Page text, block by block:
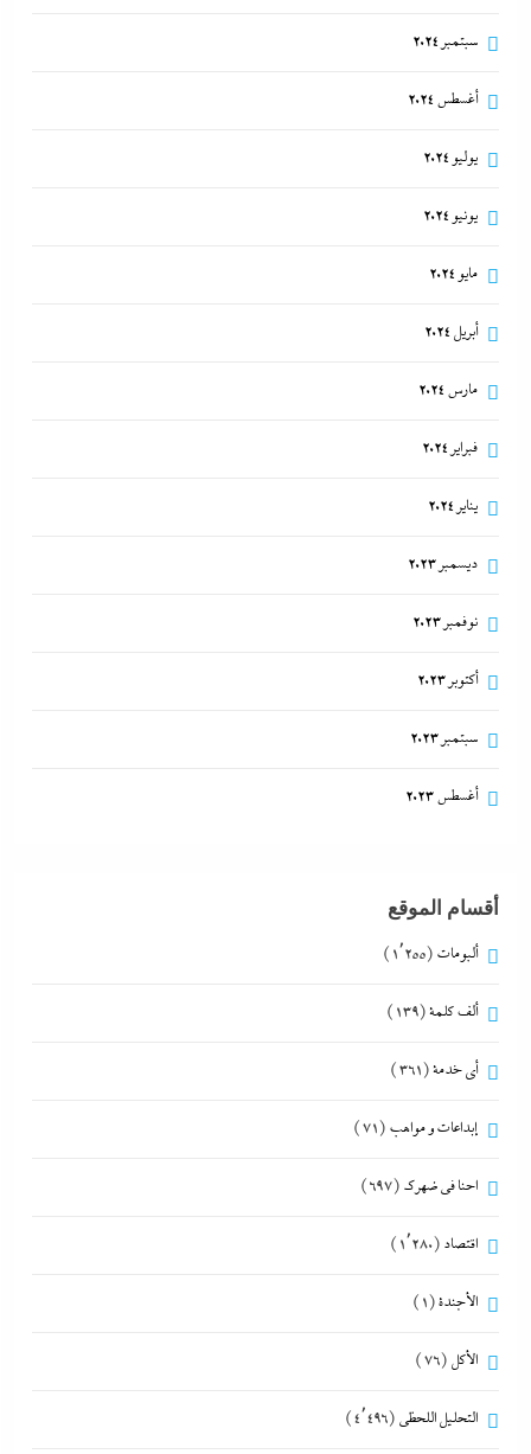
سبتمبر 2024
أغسطس 2024
يوليو 2024
يونيو 2024
مايو 2024
أبريل 2024
مارس 2024
فبراير 2024
يناير 2024
ديسمبر 2023
نوفمبر 2023
أكتوبر 2023
سبتمبر 2023
أغسطس 2023
أقسام الموقع
ألبومات (1٬255)
ألف كلمة(139)
أي خدمة(361)
إبداعات و مواهب (71)
احنا في ضهرك (697)
اقتصاد (1٬280)
الأجندة(1)
الأكل (76)
التحليل اللحظي (4٬496)